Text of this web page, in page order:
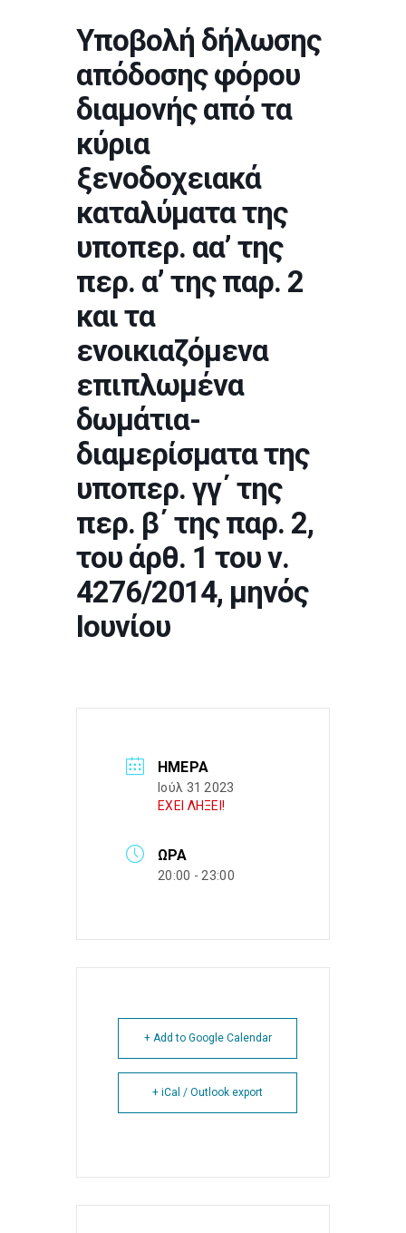
Υποβολή δήλωσης
απόδοσης φόρου
διαμονής από τα
κύρια
ξενοδοχειακά
καταλύματα της
υποπερ. αα’ της
περ. α’ της παρ. 2
και τα
ενοικιαζόμενα
επιπλωμένα
δωμάτια-
διαμερίσματα της
υποπερ. γγ΄ της
περ. β΄ της παρ. 2,
του άρθ. 1 του ν.
4276/2014, μηνός
Ιουνίου
ΗΜΈΡΑ
Ιούλ 31 2023
ΕΧΕΙ ΛΗΞΕΙ!
ΏΡΑ
20:00 - 23:00
+ Add to Google Calendar
+ iCal / Outlook export